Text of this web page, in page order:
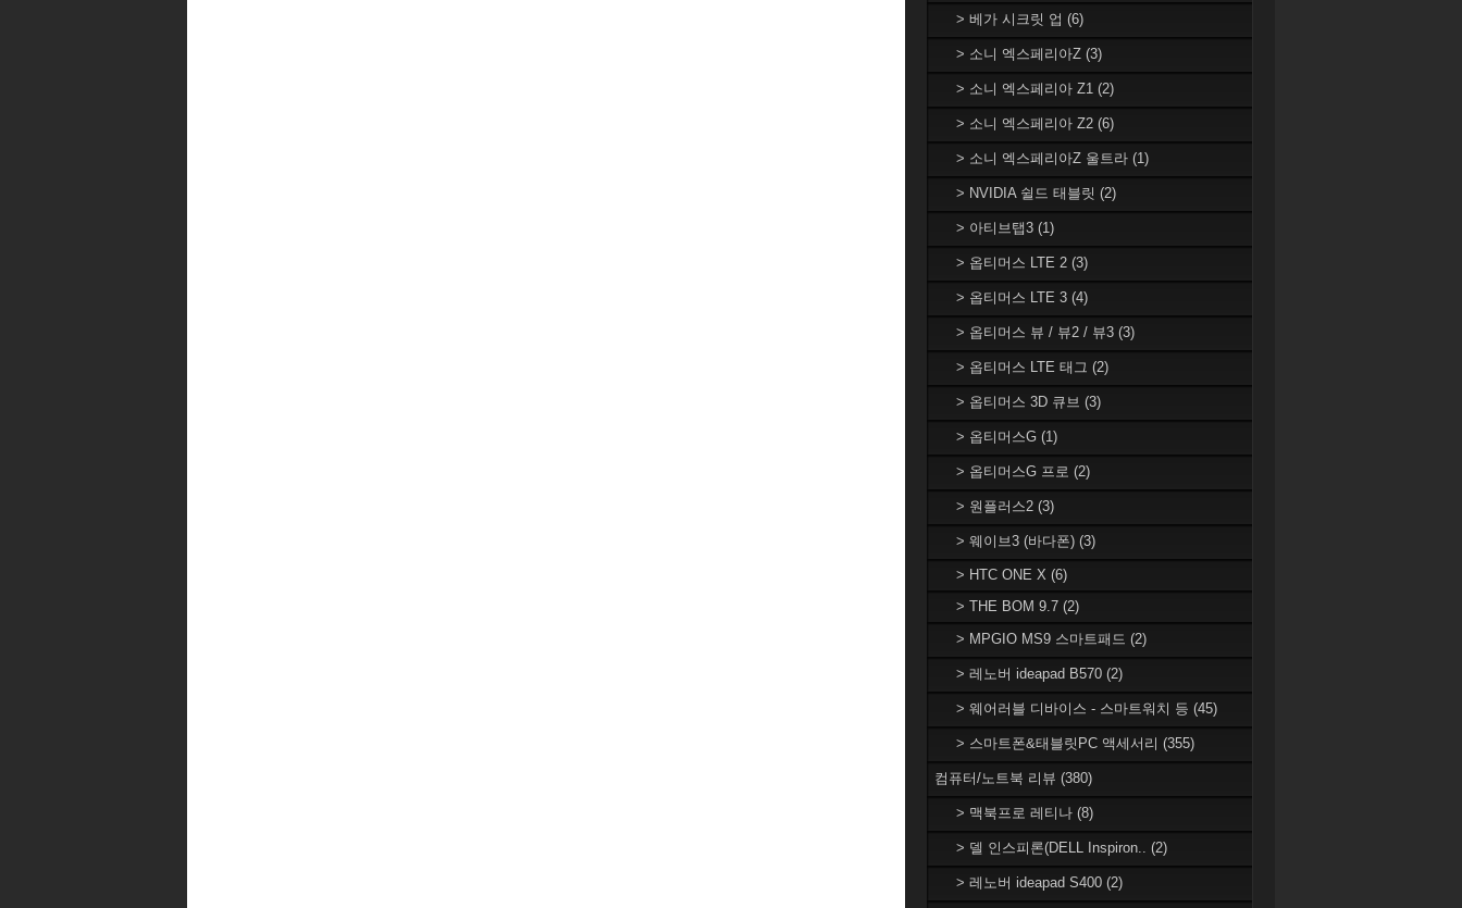
> 베가 시크릿 업 (6)
> 소니 엑스페리아Z (3)
> 소니 엑스페리아 Z1 (2)
> 소니 엑스페리아 Z2 (6)
> 소니 엑스페리아Z 울트라 (1)
> NVIDIA 쉴드 태블릿 (2)
> 아티브탭3 (1)
> 옵티머스 LTE 2 (3)
> 옵티머스 LTE 3 (4)
> 옵티머스 뷰 / 뷰2 / 뷰3 (3)
> 옵티머스 LTE 태그 (2)
> 옵티머스 3D 큐브 (3)
> 옵티머스G (1)
> 옵티머스G 프로 (2)
> 원플러스2 (3)
> 웨이브3 (바다폰) (3)
> HTC ONE X (6)
> THE BOM 9.7 (2)
> MPGIO MS9 스마트패드 (2)
> 레노버 ideapad B570 (2)
> 웨어러블 디바이스 - 스마트워치 등 (45)
> 스마트폰&태블릿PC 액세서리 (355)
컴퓨터/노트북 리뷰 (380)
> 맥북프로 레티나 (8)
> 델 인스피론(DELL Inspiron.. (2)
> 레노버 ideapad S400 (2)